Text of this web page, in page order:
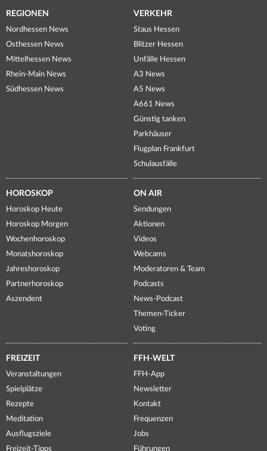
REGIONEN
Nordhessen News
Osthessen News
Mittelhessen News
Rhein-Main News
Südhessen News
VERKEHR
Staus Hessen
Blitzer Hessen
Unfälle Hessen
A3 News
A5 News
A661 News
Günstig tanken
Parkhäuser
Flugplan Frankfurt
Schulausfälle
HOROSKOP
Horoskop Heute
Horoskop Morgen
Wochenhoroskop
Monatshoroskop
Jahreshoroskop
Partnerhoroskop
Aszendent
ON AIR
Sendungen
Aktionen
Videos
Webcams
Moderatoren & Team
Podcasts
News-Podcast
Themen-Ticker
Voting
FREIZEIT
Veranstaltungen
Spielplätze
Rezepte
Meditation
Ausflugsziele
Freizeit-Tipps
FFH-WELT
FFH-App
Newsletter
Kontakt
Frequenzen
Jobs
Führungen